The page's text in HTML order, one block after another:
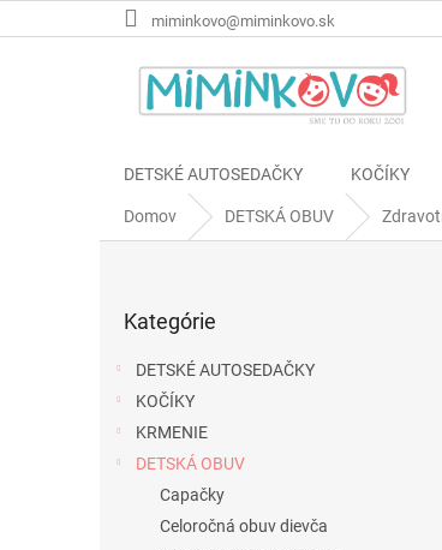
na
miminkovo@miminkovo.sk
DETSKÉ AUTOSEDAČKY KOČÍKY
Domov DETSKÁ OBUV
kategórie
Kategórie
DETSKÉ AUTOSEDAČKY
KOČÍKY
KRMENIE
DETSKÁ OBUV
Capačky
Celoročná obuv dievča